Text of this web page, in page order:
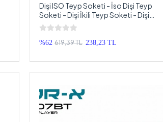
Dişi ISO Teyp Soketi - İso Dişi Teyp
Soketi - Dişi İkili Teyp Soketi - Dişi
Universal Teyp Soketi
%62 619,39 TL 238,23 TL